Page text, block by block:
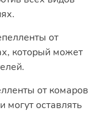
от
который может
от комаров
могут оставлять